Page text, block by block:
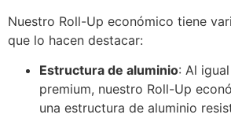
Nuestro Roll-Up económico tiene
que lo hacen destacar:
Estructura de aluminio: Al
premium, nuestro Roll-Up
una estructura de aluminio